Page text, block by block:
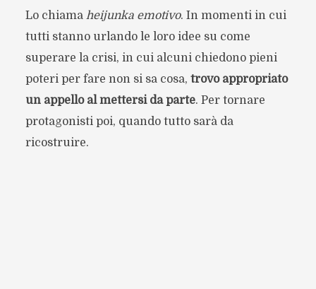
Lo chiama heijunka emotivo. In momenti in cui
tutti stanno urlando le loro idee su come
superare la crisi, in cui alcuni chiedono pieni
poteri per fare non si sa cosa, trovo appropriato
un appello al mettersi da parte. Per tornare
protagonisti poi, quando tutto sarà da
ricostruire.